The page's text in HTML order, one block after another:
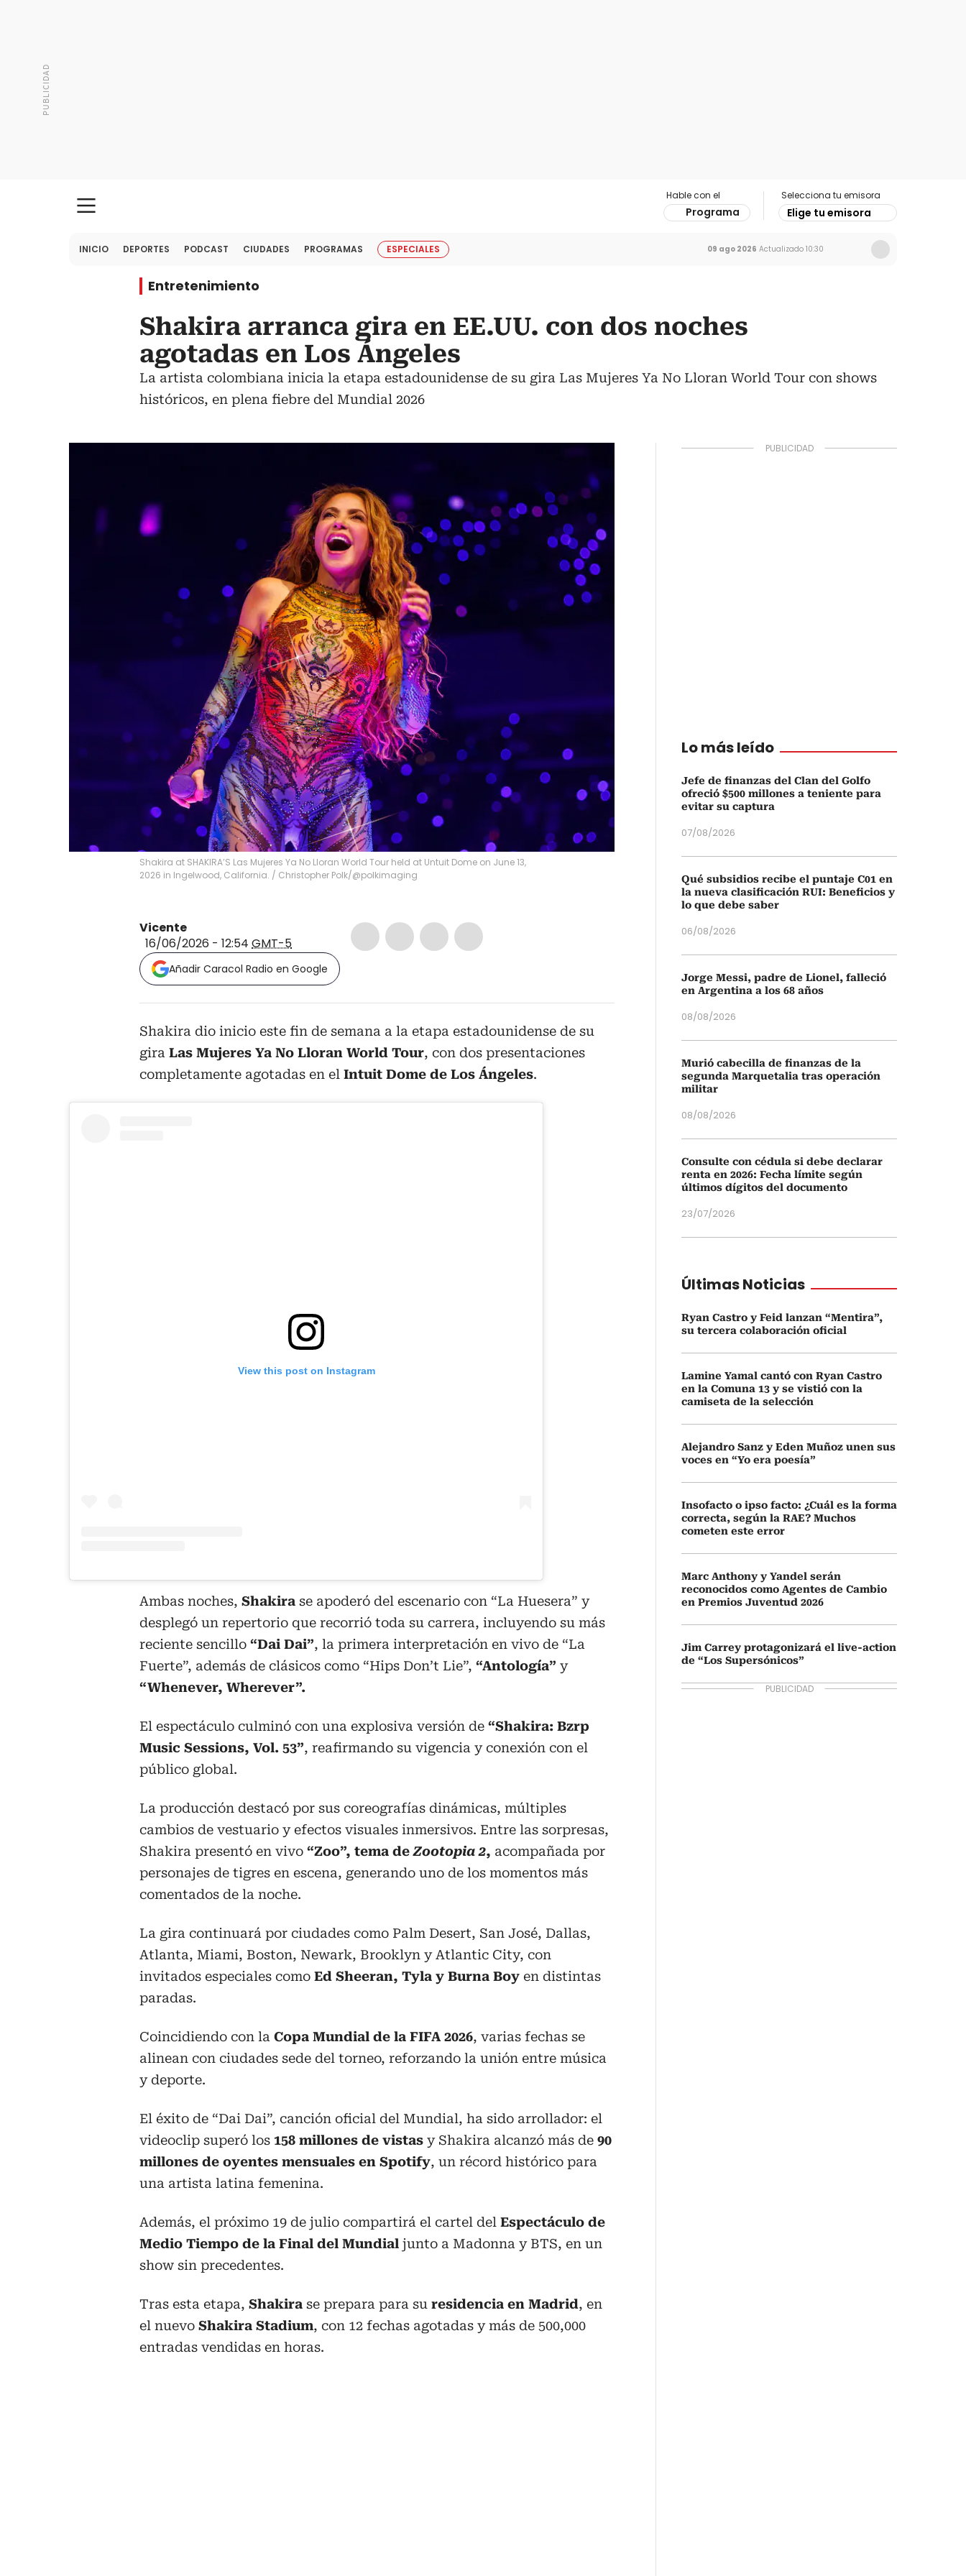
Hable con el
Programa
Selecciona tu emisora
Elige tu emisora
INICIO DEPORTES PODCAST CIUDADES PROGRAMAS ESPECIALES 09 ago 2026 Actualizado 10:30
Entretenimiento
Shakira arranca gira en EE.UU. con dos noches
agotadas en Los Ángeles
La artista colombiana inicia la etapa estadounidense de su gira Las Mujeres Ya No Lloran World Tour con shows
históricos, en plena fiebre del Mundial 2026
Shakira at SHAKIRA’S Las Mujeres Ya No Lloran World Tour held at Untuit Dome on June 13,
2026 in Ingelwood, California. / Christopher Polk/@polkimaging
Vicente
16/06/2026 - 12:54 GMT-5
Añadir Caracol Radio en Google
Shakira dio inicio este fin de semana a la etapa estadounidense de su
gira Las Mujeres Ya No Lloran World Tour, con dos presentaciones
completamente agotadas en el Intuit Dome de Los Ángeles.
View this post on Instagram
Ambas noches, Shakira se apoderó del escenario con “La Huesera” y
desplegó un repertorio que recorrió toda su carrera, incluyendo su más
reciente sencillo “Dai Dai”, la primera interpretación en vivo de “La
Fuerte”, además de clásicos como “Hips Don’t Lie”, “Antología” y
“Whenever, Wherever”.
El espectáculo culminó con una explosiva versión de “Shakira: Bzrp
Music Sessions, Vol. 53”, reafirmando su vigencia y conexión con el
público global.
La producción destacó por sus coreografías dinámicas, múltiples
cambios de vestuario y efectos visuales inmersivos. Entre las sorpresas,
Shakira presentó en vivo “Zoo”, tema deZootopia 2, acompañada por
personajes de tigres en escena, generando uno de los momentos más
comentados de la noche.
La gira continuará por ciudades como Palm Desert, San José, Dallas,
Atlanta, Miami, Boston, Newark, Brooklyn y Atlantic City, con
invitados especiales como Ed Sheeran, Tyla y Burna Boy en distintas
paradas.
Coincidiendo con la Copa Mundial de la FIFA 2026, varias fechas se
alinean con ciudades sede del torneo, reforzando la unión entre música
y deporte.
El éxito de “Dai Dai”, canción oficial del Mundial, ha sido arrollador: el
videoclip superó los 158 millones de vistas y Shakira alcanzó más de 90
millones de oyentes mensuales en Spotify, un récord histórico para
una artista latina femenina.
Además, el próximo 19 de julio compartirá el cartel del Espectáculo de
Medio Tiempo de la Final del Mundial junto a Madonna y BTS, en un
show sin precedentes.
Tras esta etapa, Shakira se prepara para su residencia en Madrid, en
el nuevo Shakira Stadium, con 12 fechas agotadas y más de 500,000
entradas vendidas en horas.
Lo más leído
Jefe de finanzas del Clan del Golfo
ofreció $500 millones a teniente para
evitar su captura
07/08/2026
Qué subsidios recibe el puntaje C01 en
la nueva clasificación RUI: Beneficios y
lo que debe saber
06/08/2026
Jorge Messi, padre de Lionel, falleció
en Argentina a los 68 años
08/08/2026
Murió cabecilla de finanzas de la
segunda Marquetalia tras operación
militar
08/08/2026
Consulte con cédula si debe declarar
renta en 2026: Fecha límite según
últimos dígitos del documento
23/07/2026
Últimas Noticias
Ryan Castro y Feid lanzan “Mentira”,
su tercera colaboración oficial
Lamine Yamal cantó con Ryan Castro
en la Comuna 13 y se vistió con la
camiseta de la selección
Alejandro Sanz y Eden Muñoz unen sus
voces en “Yo era poesía”
Insofacto o ipso facto: ¿Cuál es la forma
correcta, según la RAE? Muchos
cometen este error
Marc Anthony y Yandel serán
reconocidos como Agentes de Cambio
en Premios Juventud 2026
Jim Carrey protagonizará el live-action
de “Los Supersónicos”